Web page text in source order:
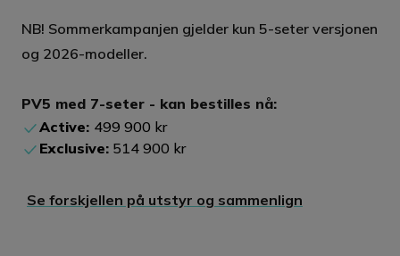
14,7 cm Flerbruksbil
NB! Sommerkampanjen gjelder kun 5-seter versjonen
og 2026-modeller.
PV5 med 7-seter - kan bestilles nå:
Active: 499 900 kr
Exclusive: 514 900 kr
Se forskjellen på utstyr og sammenlign